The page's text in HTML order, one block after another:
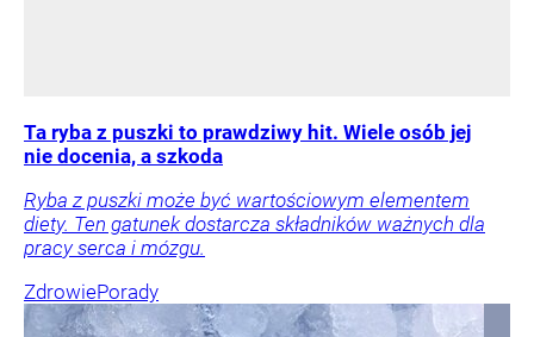
Ta ryba z puszki to prawdziwy hit. Wiele osób jej
nie docenia, a szkoda
Ryba z puszki może być wartościowym elementem
diety. Ten gatunek dostarcza składników ważnych dla
pracy serca i mózgu.
ZdrowiePorady